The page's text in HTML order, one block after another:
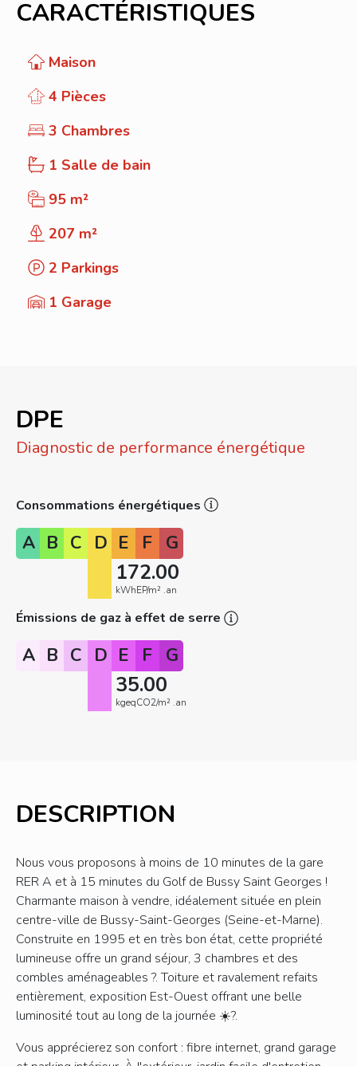
CARACTÉRISTIQUES
Maison
4 Pièces
3 Chambres
1 Salle de bain
95 m²
207 m²
2 Parkings
1 Garage
DPE
Diagnostic de performance énergétique
Consommations énergétiques
A B C D E F G
172.00
kWhEP/m² .an
Émissions de gaz à effet de serre
A B C D E F G
35.00
kgeqCO2/m² .an
DESCRIPTION
Nous vous proposons à moins de 10 minutes de la gare
RER A et à 15 minutes du Golf de Bussy Saint Georges !
Charmante maison à vendre, idéalement située en plein
centre-ville de Bussy-Saint-Georges (Seine-et-Marne).
Construite en 1995 et en très bon état, cette propriété
lumineuse offre un grand séjour, 3 chambres et des
combles aménageables ?. Toiture et ravalement refaits
entièrement, exposition Est-Ouest offrant une belle
luminosité tout au long de la journée ☀️?.
Vous apprécierez son confort : fibre internet, grand garage